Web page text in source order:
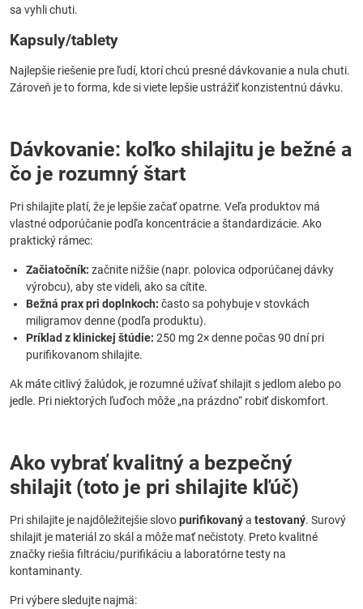
sa vyhli chuti.
Kapsuly/tablety
Najlepšie riešenie pre ľudí, ktorí chcú presné dávkovanie a nula chuti.
Zároveň je to forma, kde si viete lepšie ustrážiť konzistentnú dávku.
Dávkovanie: koľko shilajitu je bežné a
čo je rozumný štart
Pri shilajite platí, že je lepšie začať opatrne. Veľa produktov má
vlastné odporúčanie podľa koncentrácie a štandardizácie. Ako
praktický rámec:
Začiatočník: začnite nižšie (napr. polovica odporúčanej dávky
výrobcu), aby ste videli, ako sa cítite.
Bežná prax pri doplnkoch: často sa pohybuje v stovkách
miligramov denne (podľa produktu).
Príklad z klinickej štúdie: 250 mg 2× denne počas 90 dní pri
purifikovanom shilajite.
Ak máte citlivý žalúdok, je rozumné užívať shilajit s jedlom alebo po
jedle. Pri niektorých ľuďoch môže „na prázdno“ robiť diskomfort.
Ako vybrať kvalitný a bezpečný
shilajit (toto je pri shilajite kľúč)
Pri shilajite je najdôležitejšie slovopurifikovanýa testovaný. Surový
shilajit je materiál zo skál a môže mať nečistoty. Preto kvalitné
značky riešia filtráciu/purifikáciu a laboratórne testy na
kontaminanty.
Pri výbere sledujte najmä: